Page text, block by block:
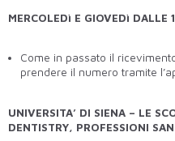
MERCOLEDì E GIOVEDì
Come in passato il
prendere il numero tramite
UNIVERSITA’ DI SIENA – LE
DENTISTRY, PROFESSIONI